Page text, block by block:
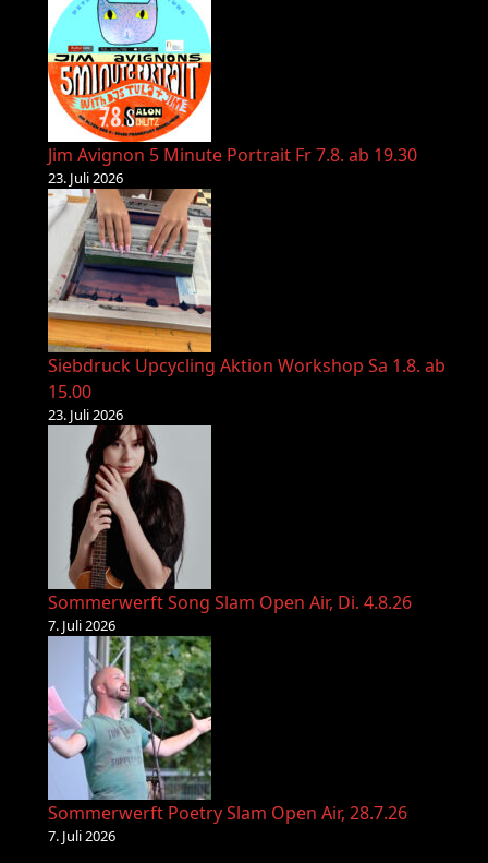
Jim Avignon 5 Minute Portrait Fr 7.8. ab 19.30
23. Juli 2026
Siebdruck Upcycling Aktion Workshop Sa 1.8. ab
15.00
23. Juli 2026
Sommerwerft Song Slam Open Air, Di. 4.8.26
7. Juli 2026
Sommerwerft Poetry Slam Open Air, 28.7.26
7. Juli 2026